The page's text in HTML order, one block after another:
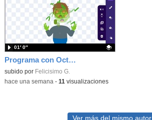
Programa con OctoStudio, un juego homenajeando al House of the dead con Zombies
Contenido educativo.
subido por Felicisimo G.
01′ 0″
-hace una semana - 11 visualizaciones
Ver más del mismo autor